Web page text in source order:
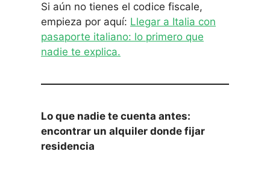
Si aún no tienes el codice fiscale,
empieza por aquí: Llegar a Italia con
pasaporte italiano: lo primero que
nadie te explica.
Lo que nadie te cuenta antes:
encontrar un alquiler donde fijar
residencia